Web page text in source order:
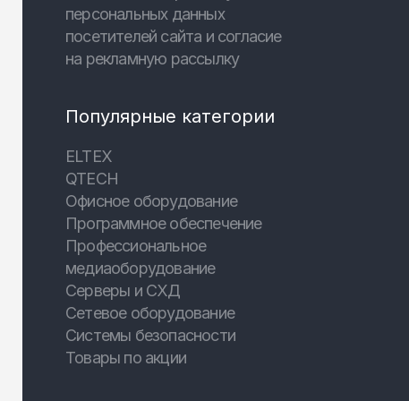
персональных данных
посетителей сайта и согласие
на рекламную рассылку
Популярные категории
ELTEX
QTECH
Офисное оборудование
Программное обеспечение
Профессиональное
медиаоборудование
Серверы и СХД
Сетевое оборудование
Системы безопасности
Товары по акции